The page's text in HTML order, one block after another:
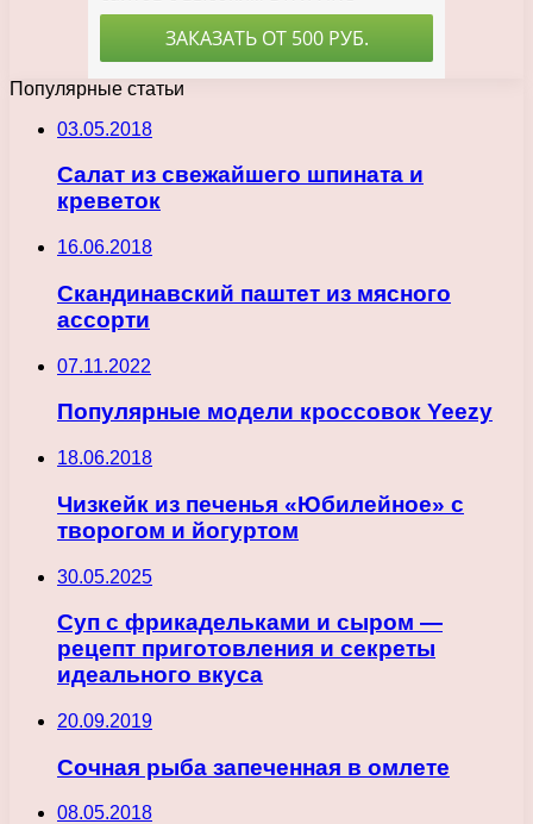
Популярные статьи
03.05.2018
Салат из свежайшего шпината и
креветок
16.06.2018
Скандинавский паштет из мясного
ассорти
07.11.2022
Популярные модели кроссовок Yeezy
18.06.2018
Чизкейк из печенья «Юбилейное» с
творогом и йогуртом
30.05.2025
Суп с фрикадельками и сыром —
рецепт приготовления и секреты
идеального вкуса
20.09.2019
Сочная рыба запеченная в омлете
08.05.2018